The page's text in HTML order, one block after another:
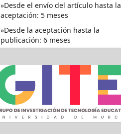
Desde el envío del artículo hasta la
aceptación: 5 meses
Desde la aceptación hasta la
publicación: 6 meses